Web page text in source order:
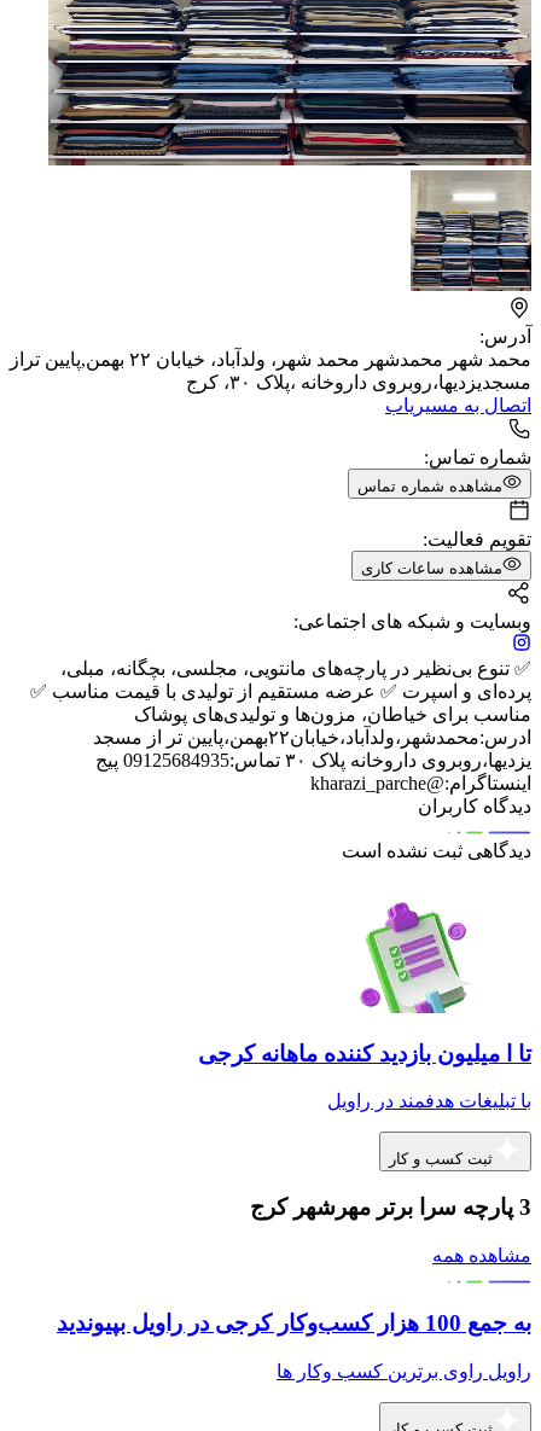
آدرس:
محمد شهر محمدشهر محمد شهر، ولدآباد، خیابان ۲۲ بهمن,پایین تراز
مسجدیزدیها،روبروی داروخانه ،پلاک ۳۰، ​کرج
اتصال به مسیریاب
شماره تماس:
مشاهده شماره تماس
تقویم فعالیت:
مشاهده ساعات کاری
وبسایت و شبکه های اجتماعی:
✅ تنوع بی‌نظیر در پارچه‌های مانتویی، مجلسی، بچگانه، مبلی،
پرده‌ای و اسپرت ✅ عرضه مستقیم از تولیدی با قیمت مناسب ✅
مناسب برای خیاطان، مزون‌ها و تولیدی‌های پوشاک
ادرس:محمدشهر،ولدآباد،خیابان۲۲بهمن،پایین تر از مسجد
یزدیها،روبروی داروخانه پلاک ۳۰ تماس:09125684935 پیج
اینستاگرام:@kharazi_parche
دیدگاه کاربران
دیدگاهی ثبت نشده است
تا ا میلیون بازدید کننده ماهانه کرجی
با تبلیغات هدفمند در راویل
ثبت کسب و کار
3 پارچه سرا برتر مهرشهر کرج
مشاهده همه
به جمع 100 هزار کسب‌وکار کرجی در راویل بپیوندید
راویل راوی برترین کسب وکار ها